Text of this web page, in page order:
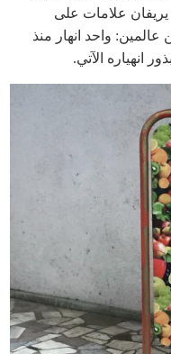
علامات على
واحد انهار منذ
انهياره الآتي.